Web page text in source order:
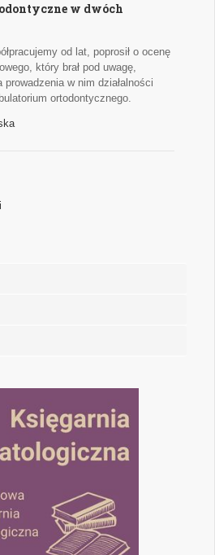
w dwóch
od lat, poprosił o ocenę
który brał pod uwagę,
w nim działalności
ortodontycznego.